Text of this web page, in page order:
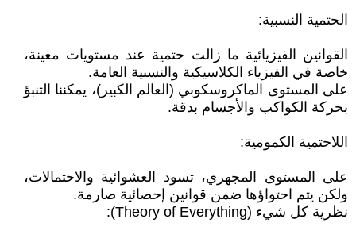
الحتمية النسبية:
القوانين الفيزيائية ما زالت حتمية عند مستويات معينة،
خاصة في الفيزياء الكلاسيكية والنسبية العامة.
على المستوى الماكروسكوبي (العالم الكبير)، يمكننا التنبؤ
بحركة الكواكب والأجسام بدقة.
اللاحتمية الكمومية:
على المستوى المجهري، تسود العشوائية والاحتمالات،
ولكن يتم احتواؤها ضمن قوانين إحصائية صارمة.
نظرية كل شيء (Theory of Everything):